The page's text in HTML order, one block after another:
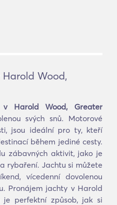
Wood,
Harold Wood, Greater
svých snů. Motorové
jsou ideální pro ty, kteří
během jediné cesty.
zábavných aktivit, jako je
rybaření. Jachtu si můžete
vícedenní dovolenou
Pronájem jachty v Harold
je perfektní způsob, jak si